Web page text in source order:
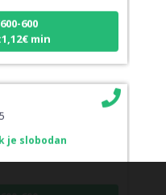
600
min
je slobodan